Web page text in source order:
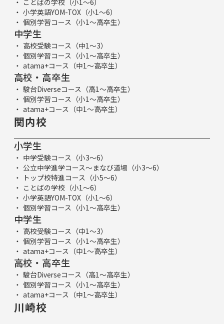
小学英語YOM-TOX（小1～6）
個別学習コース（小1～高卒生）
中学生
高校受験コース（中1～3）
個別学習コース（小1～高卒生）
atama+コース（中1～高卒生）
高校・高卒生
駿台Diverseコース（高1～高卒生）
個別学習コース（小1～高卒生）
atama+コース（中1～高卒生）
関内校
小学生
中学受験コース（小3～6）
公立中学進学コース～まなび道場（小3～6）
トップ校特進コース（小5～6）
ことばの学校（小1～6）
小学英語YOM-TOX（小1～6）
個別学習コース（小1～高卒生）
中学生
高校受験コース（中1～3）
個別学習コース（小1～高卒生）
atama+コース（中1～高卒生）
高校・高卒生
駿台Diverseコース（高1～高卒生）
個別学習コース（小1～高卒生）
atama+コース（中1～高卒生）
川崎校